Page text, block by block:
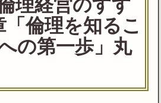
理経営のすす
「倫理を知るこ
の第一歩」丸